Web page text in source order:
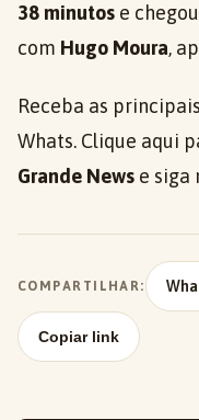
38 minutos e
com Hugo Moura,
Receba as
Whats. Clique aqui
Grande News e siga
COMPARTILHAR:
Copiar link